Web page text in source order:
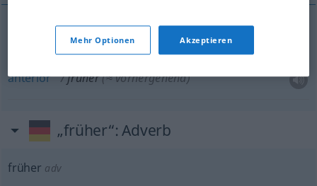
früher(≈ ehemalig)
anterior früher(≈ vorhergehend)
„früher“: Adverb
früher adv
Mehr Optionen Akzeptieren